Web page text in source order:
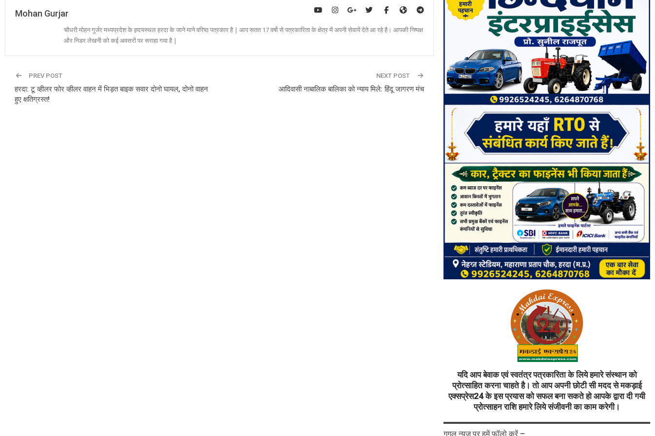
Mohan Gurjar
चौधरी मोहन गुर्जर मध्यप्रदेश के ह्र्दयस्थल हरदा के जाने माने वरिष्ठ पत्रकार है | आप सतत 17 वर्षो से पत्रकारिता के क्षेत्र में अपनी सेवायें देते आ रहे है। आपकी निष्पक्ष
और निडर लेखनी को कई अवसरों पर सराहा गया है |
PREV POST
हरदा: टू व्हीलर फोर व्हीलर वाहन में भिड़त बाइक सवार दोनो घायल, दोनो वाहन
हुए क्षतिग्रस्त!
NEXT POST
आदिवासी नाबालिक बालिका को न्याय मिले: हिंदू जागरण मंच
यदि आप बेवाक एवं स्वतंत्र पत्रकारिता के लिये हमारे संस्थान को
प्रोत्साहित करना चाहते है। तो आप अपनी छोटी सी मदद से मकड़ाई
एक्सप्रेस24 के इस प्रयास को सफल बना सकते हो आपके द्वारा दी गयी
प्रोत्साहन राशि हमारे लिये संजीवनी का काम करेगी।
गूगल न्यूज़ पर हमें फॉलो करें –